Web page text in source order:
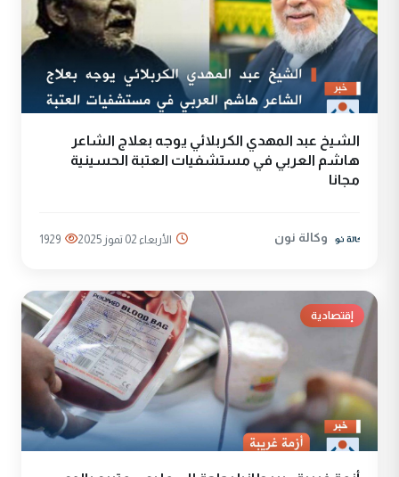
الشيخ عبد المهدي الكربلائي يوجه بعلاج الشاعر
هاشم العربي في مستشفيات العتبة الحسينية
مجانا
وكالة نون الأربعاء 02 تموز 2025 1929
إقتصادية